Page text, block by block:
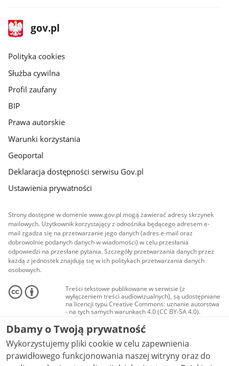
stopka
gov.pl
Strona
gov.pl
gov.pl
Polityka cookies
Służba cywilna
Profil zaufany
BIP
Prawa autorskie
Warunki korzystania
Geoportal
Deklaracja dostępności serwisu Gov.pl
Ustawienia prywatności
Strony dostępne w domenie www.gov.pl mogą zawierać adresy skrzynek
mailowych. Użytkownik korzystający z odnośnika będącego adresem e-
mail zgadza się na przetwarzanie jego danych (adres e-mail oraz
dobrowolnie podanych danych w wiadomości) w celu przesłania
odpowiedzi na przesłane pytania. Szczegóły przetwarzania danych przez
każdą z jednostek znajdują się w ich politykach przetwarzania danych
osobowych.
Treści tekstowe publikowane w serwisie (z
wyłączeniem treści audiowizualnych), są udostępniane
na licencji typu Creative Commons: uznanie autorstwa
- na tych samych warunkach 4.0 (CC BY-SA 4.0).
Materiały audiowizualne, w tym zdjęcia, materiały
audio i wideo, są udostępniane na licencji typu
Creative Commons: uznanie autorstwa użycie
niekomercyjne - bez utworów zależnych 4.0 (CC BY-
NC-ND 4.0), o ile nie jest to stwierdzone inaczej.
Dbamy o Twoją prywatność
Wykorzystujemy pliki cookie w celu zapewnienia
prawidłowego funkcjonowania naszej witryny oraz do